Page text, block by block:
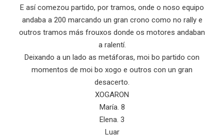
E así comezou partido, por tramos, onde o noso equipo
andaba a 200 marcando un gran crono como no rally e
outros tramos más frouxos donde os motores andaban
a ralentí.
Deixando a un lado as metáforas, moi bo partido con
momentos de moi bo xogo e outros con un gran
desacerto.
XOGARON
María. 8
Elena. 3
Luar